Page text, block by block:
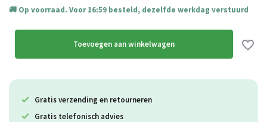
Op voorraad. Voor 16:59 besteld, dezelfde werkdag verstuurd
Toevoegen aan winkelwagen
Gratis verzending en retourneren
Gratis telefonisch advies